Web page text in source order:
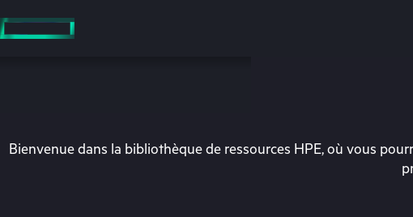
au
contenu
Bienvenue dans la bibliothèque de ressources HPE, où vous